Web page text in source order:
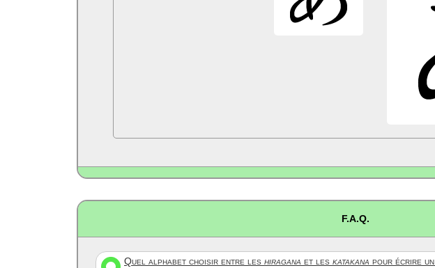
F.A.Q.
Quel alphabet choisir entre les hiragana et les katakana pour écrire un